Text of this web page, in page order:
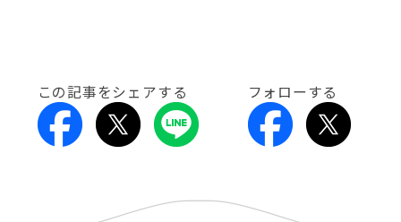
この記事をシェアする フォローする